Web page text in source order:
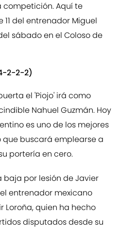
competición. Aquí te
del entrenador Miguel
sábado en el Coloso de
2-2-2)
el 'Piojo' irá como
Nahuel Guzmán. Hoy
es uno de los mejores
que buscará emplearse a
portería en cero.
baja por lesión de Javier
entrenador mexicano
Loroña, quien ha hecho
disputados desde su